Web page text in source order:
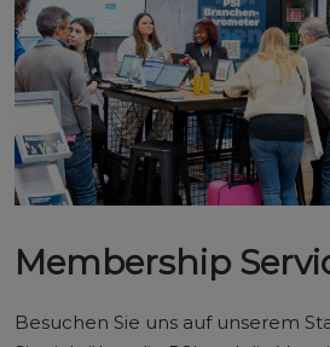
Membership
Besuchen Sie uns auf unserem